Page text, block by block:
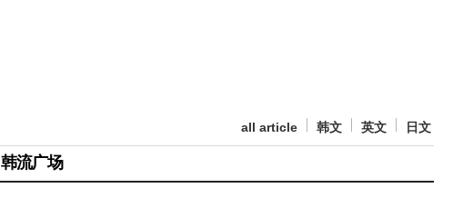
all article 韩文 英文 日文
韩流广场